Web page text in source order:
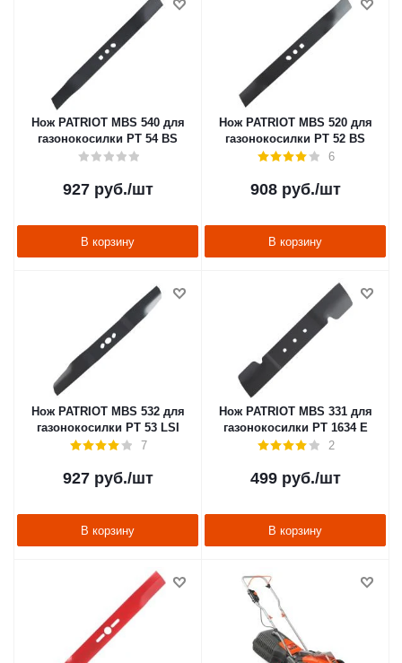
Нож PATRIOT MBS 540 для
газонокосилки PT 54 BS
927руб./шт
В корзину
Нож PATRIOT MBS 520 для
газонокосилки PT 52 BS
6
908руб./шт
В корзину
Нож PATRIOT MBS 532 для
газонокосилки PT 53 LSI
7
927руб./шт
В корзину
Нож PATRIOT MBS 331 для
газонокосилки PT 1634 E
2
499руб./шт
В корзину